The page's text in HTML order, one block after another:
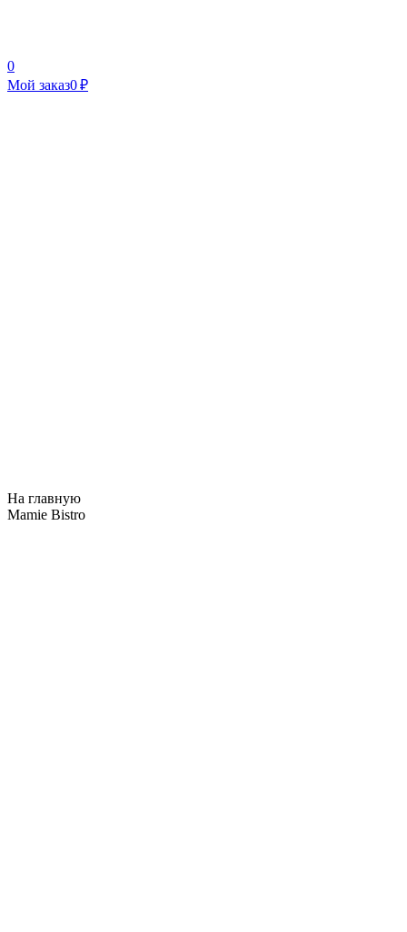
0
Мой заказ0 ₽
На главную
Mamie Bistro